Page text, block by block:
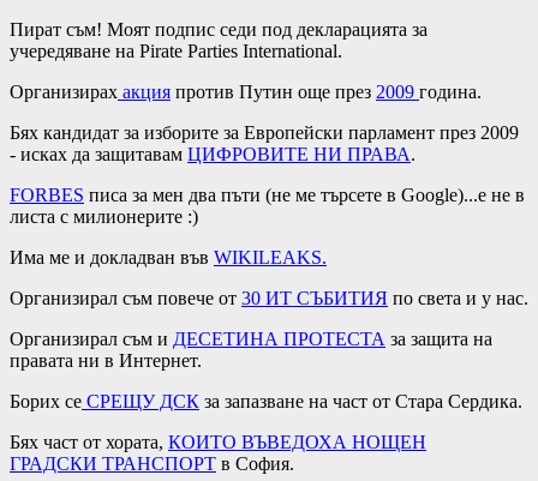
Пират съм! Моят подпис седи под декларацията за
учередяване на Pirate Parties International.
Организирах акция против Путин още през 2009 година.
Бях кандидат за изборите за Европейски парламент през 2009
- исках да защитавам ЦИФРОВИТЕ НИ ПРАВА.
FORBES писа за мен два пъти (не ме търсете в Google)...е не в
листа с милионерите :)
Има ме и докладван във WIKILEAKS.
Организирал съм повече от 30 ИТ СЪБИТИЯ по света и у нас.
Организирал съм и ДЕСЕТИНА ПРОТЕСТА за защита на
правата ни в Интернет.
Борих се СРЕЩУ ДСК за запазване на част от Стара Сердика.
Бях част от хората, КОИТО ВЪВЕДОХА НОЩЕН
ГРАДСКИ ТРАНСПОРТ в София.